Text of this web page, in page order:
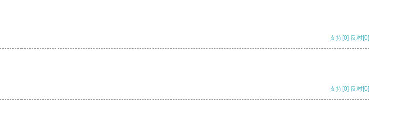
支持[0] 反对[0]
支持[0] 反对[0]